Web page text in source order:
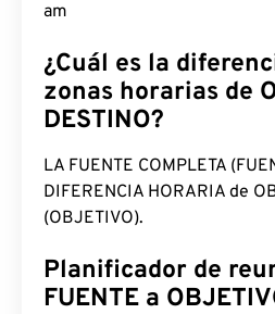
am
¿Cuál es la
zonas horarias de
DESTINO?
LA FUENTE COMPLETA
DIFERENCIA HORARIA de
(OBJETIVO).
Planificador de
FUENTE a